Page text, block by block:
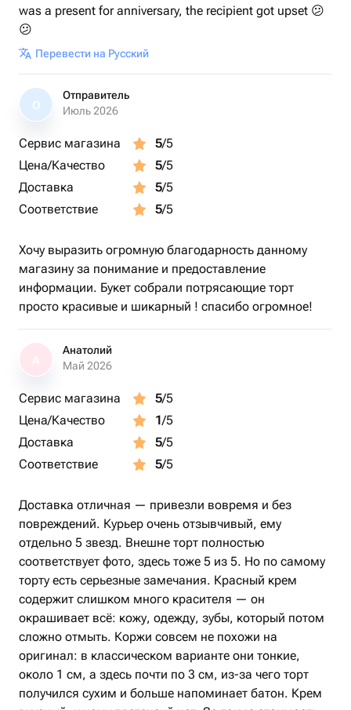
was a present for anniversary, the recipient got upset 😕
😕
Перевести на Русский
О
Отправитель
Июль 2026
Сервис магазина 5/5
Цена/Качество
5/5
Доставка
5/5
Соответствие
5/5
Хочу выразить огромную благодарность данному
магазину за понимание и предоставление
информации. Букет собрали потрясающие торт
просто красивые и шикарный ! спасибо огромное!
Анатолий
Май 2026
Сервис магазина 5/5
Цена/Качество
1/5
Доставка
5/5
Соответствие
5/5
Доставка отличная — привезли вовремя и без
повреждений. Курьер очень отзывчивый, ему
отдельно 5 звезд. Внешне торт полностью
соответствует фото, здесь тоже 5 из 5. Но по самому
торту есть серьезные замечания. Красный крем
содержит слишком много красителя — он
окрашивает всё: кожу, одежду, зубы, который потом
сложно отмыть. Коржи совсем не похожи на
оригинал: в классическом варианте они тонкие,
около 1 см, а здесь почти по 3 см, из-за чего торт
получился сухим и больше напоминает батон. Крем